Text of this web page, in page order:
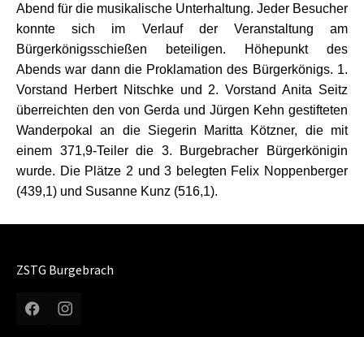
Abend für die musikalische Unterhaltung. Jeder Besucher
konnte sich im Verlauf der Veranstaltung am
Bürgerkönigsschießen beteiligen. Höhepunkt des
Abends war dann die Proklamation des Bürgerkönigs. 1.
Vorstand Herbert Nitschke und 2. Vorstand Anita Seitz
überreichten den von Gerda und Jürgen Kehn gestifteten
Wanderpokal an die Siegerin Maritta Kötzner, die mit
einem 371,9-Teiler die 3. Burgebracher Bürgerkönigin
wurde. Die Plätze 2 und 3 belegten Felix Noppenberger
(439,1) und Susanne Kunz (516,1).
ZSTG Burgebrach
FacebookInstagram